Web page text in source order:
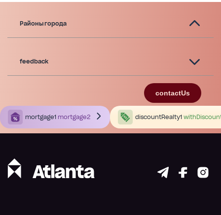
Районы города
feedback
contactUs
mortgage1 mortgage2 discountRealty1